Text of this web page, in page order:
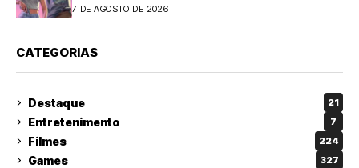
7 DE AGOSTO DE 2026
CATEGORIAS
Destaque 21
Entretenimento 7
Filmes 224
Games 327